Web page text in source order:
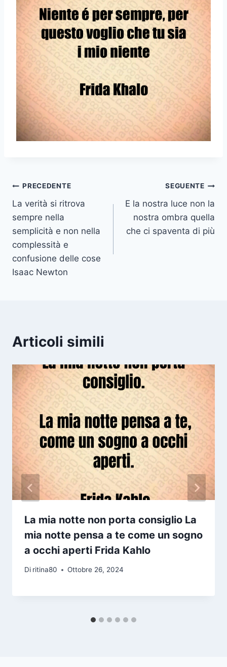
Navigazione
articoli
PRECEDENTE
La verità si ritrova
sempre nella
semplicità e non nella
complessità e
confusione delle cose
Isaac Newton
SEGUENTE
E la nostra luce non la
nostra ombra quella
che ci spaventa di più
Articoli simili
La mia notte non porta consiglio La
mia notte pensa a te come un sogno
a occhi aperti Frida Kahlo
Di ritina80 Ottobre 26, 2024